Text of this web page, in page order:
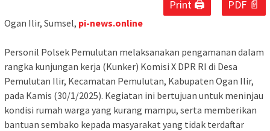
Print 🖨 PDF 📄
Ogan Ilir, Sumsel, pi-news.online
Personil Polsek Pemulutan melaksanakan pengamanan dalam
rangka kunjungan kerja (Kunker) Komisi X DPR RI di Desa
Pemulutan Ilir, Kecamatan Pemulutan, Kabupaten Ogan Ilir,
pada Kamis (30/1/2025). Kegiatan ini bertujuan untuk meninjau
kondisi rumah warga yang kurang mampu, serta memberikan
bantuan sembako kepada masyarakat yang tidak terdaftar